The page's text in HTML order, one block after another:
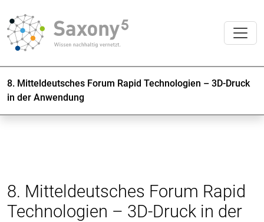
8. Mitteldeutsches Forum Rapid Technologien – 3D-Druck
in der Anwendung
8. Mitteldeutsches Forum Rapid
Technologien – 3D-Druck in der